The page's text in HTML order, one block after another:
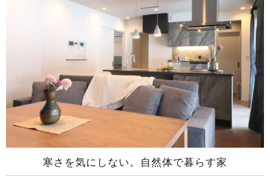
寒さを気にしない。自然体で暮らす家